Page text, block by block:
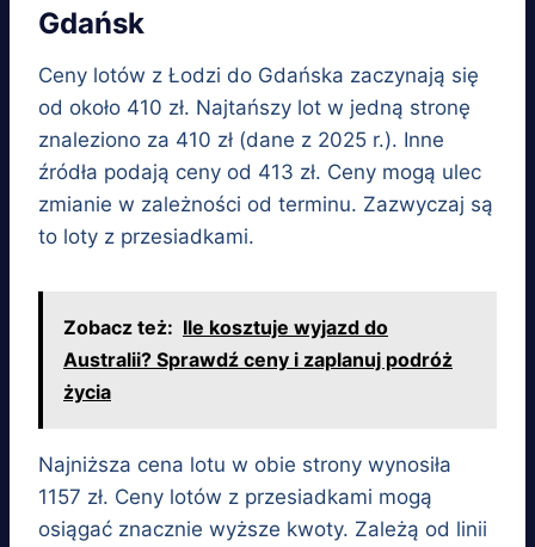
Gdańsk
Ceny lotów z Łodzi do Gdańska zaczynają się
od około 410 zł. Najtańszy lot w jedną stronę
znaleziono za 410 zł (dane z 2025 r.). Inne
źródła podają ceny od 413 zł. Ceny mogą ulec
zmianie w zależności od terminu. Zazwyczaj są
to loty z przesiadkami.
Zobacz też: Ile kosztuje wyjazd do
Australii? Sprawdź ceny i zaplanuj podróż
życia
Najniższa cena lotu w obie strony wynosiła
1157 zł. Ceny lotów z przesiadkami mogą
osiągać znacznie wyższe kwoty. Zależą od linii